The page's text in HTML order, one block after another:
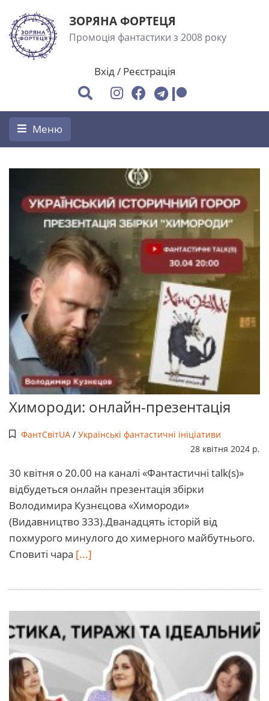
ЗОРЯНА ФОРТЕЦЯ
Промоція фантастики з 2008 року
Вхід/ Реєстрація
Меню
Химороди: онлайн-презентація
ФантСвітUA/ Українські фантастичні ініціативи
28 квітня 2024 р.
30 квітня о 20.00 на каналі «Фантастичні talk(s)»
відбудеться онлайн презентація збірки
Володимира Кузнєцова «Химороди»
(Видавництво 333).Дванадцять історій від
похмурого минулого до химерного майбутнього.
Сповиті чара [...]